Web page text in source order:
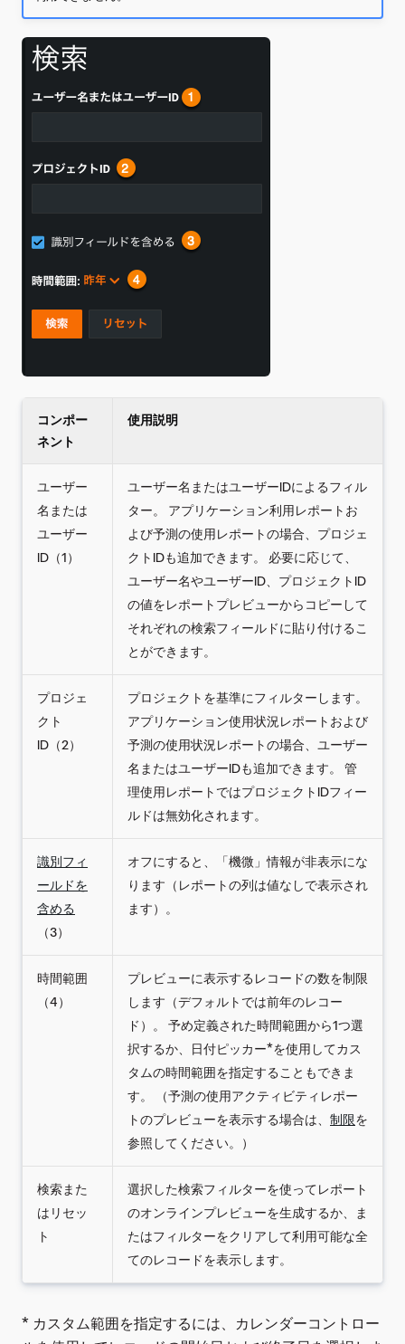
コンポー
ネント
使用説明
ユーザー
名または
ユーザー
ID（1）
ユーザー名またはユーザーIDによるフィル
ター。 アプリケーション利用レポートお
よび予測の使用レポートの場合、プロジェ
クトIDも追加できます。 必要に応じて、
ユーザー名やユーザーID、プロジェクトID
の値をレポートプレビューからコピーして
それぞれの検索フィールドに貼り付けるこ
とができます。
プロジェ
クト
ID（2）
プロジェクトを基準にフィルターします。
アプリケーション使用状況レポートおよび
予測の使用状況レポートの場合、ユーザー
名またはユーザーIDも追加できます。 管
理使用レポートではプロジェクトIDフィー
ルドは無効化されます。
識別フィ
ールドを
含める
（3）
オフにすると、「機微」情報が非表示にな
ります（レポートの列は値なしで表示され
ます）。
時間範囲
（4）
プレビューに表示するレコードの数を制限
します（デフォルトでは前年のレコー
ド）。 予め定義された時間範囲から1つ選
択するか、日付ピッカー*を使用してカス
タムの時間範囲を指定することもできま
す。 （予測の使用アクティビティレポー
トのプレビューを表示する場合は、 制限を
参照してください。）
検索また
はリセッ
ト
選択した検索フィルターを使ってレポート
のオンラインプレビューを生成するか、ま
たはフィルターをクリアして利用可能な全
てのレコードを表示します。
* カスタム範囲を指定するには、カレンダーコントロー